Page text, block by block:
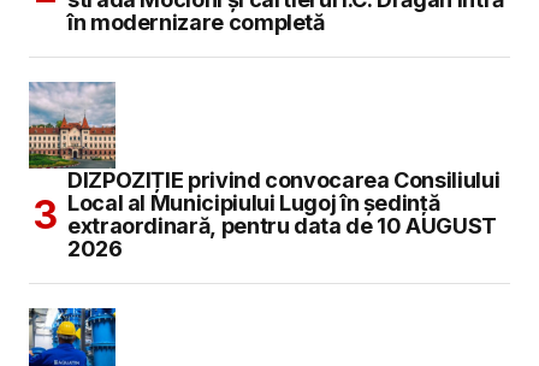
în modernizare completă
DIZPOZIȚIE privind convocarea Consiliului
Local al Municipiului Lugoj în şedinţă
extraordinară, pentru data de 10 AUGUST
2026